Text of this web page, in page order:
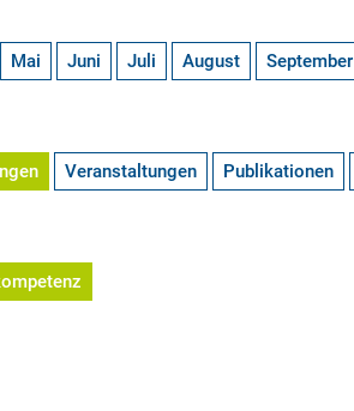
Mai Juni Juli August September
Veranstaltungen Publikationen